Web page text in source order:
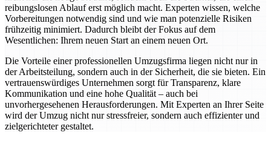
reibungslosen Ablauf erst möglich macht. Experten wissen, welche
Vorbereitungen notwendig sind und wie man potenzielle Risiken
frühzeitig minimiert. Dadurch bleibt der Fokus auf dem
Wesentlichen: Ihrem neuen Start an einem neuen Ort.
Die Vorteile einer professionellen Umzugsfirma liegen nicht nur in
der Arbeitsteilung, sondern auch in der Sicherheit, die sie bieten. Ein
vertrauenswürdiges Unternehmen sorgt für Transparenz, klare
Kommunikation und eine hohe Qualität – auch bei
unvorhergesehenen Herausforderungen. Mit Experten an Ihrer Seite
wird der Umzug nicht nur stressfreier, sondern auch effizienter und
zielgerichteter gestaltet.